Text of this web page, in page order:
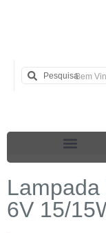
Bem
6V 15/